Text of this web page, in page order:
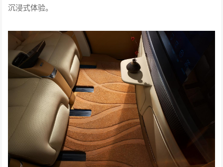
沉浸式体验。